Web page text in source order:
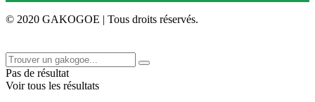
© 2020 GAKOGOE | Tous droits réservés.
Pas de résultat
Voir tous les résultats